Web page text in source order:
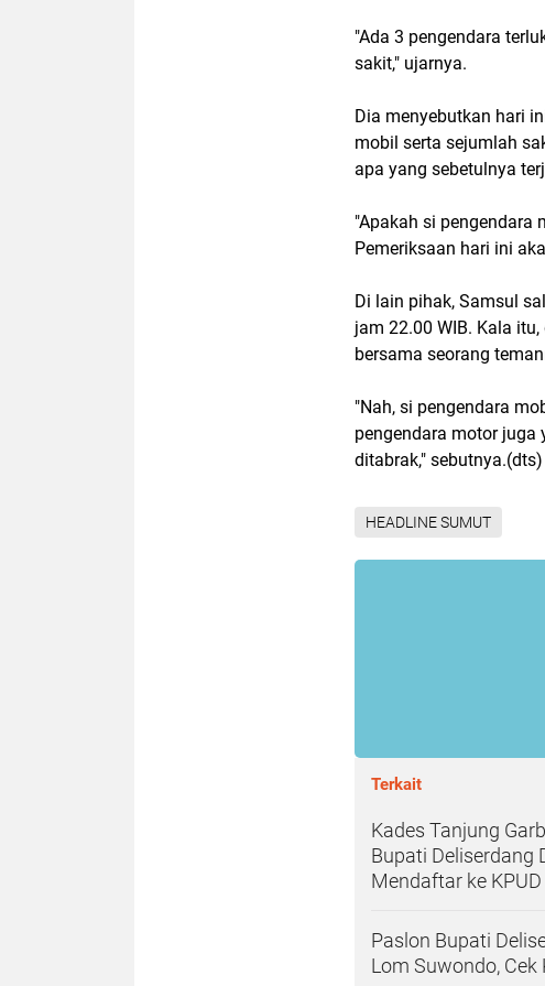
"Ada 3 pengendara
sakit," ujarnya.
Dia menyebutkan hari
mobil serta sejumlah
apa yang sebetulnya
"Apakah si pengendara
Pemeriksaan hari ini
Di lain pihak, Samsul
jam 22.00 WIB. Kala
bersama seorang
"Nah, si pengendara
pengendara motor
ditabrak," sebutnya.(dts)
HEADLINE SUMUT
Terkait
Kades Tanjung
Bupati Deliserdang
Mendaftar ke KPUD
Paslon Bupati
Lom Suwondo, Cek